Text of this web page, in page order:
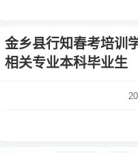
金乡县行知春考培训
相关专业本科毕业生